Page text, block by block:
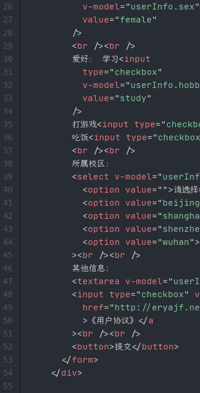
v-model="userInfo.sex"
value="female"
/>
<br /><br
/>
        爱好： 学习
<input
type="checkbox"
v-model="
value="study"
/>
        打游戏
<input type="
        吃饭
<input type="checkbox
<br /><br
/>
        所属校区：
<select v-model="
<option value=" ">请选
<option value="beijing
<option value="
<option value="
<option value="wuhan">
><br /><br
/>
        其他信息：
<textarea v-model="
<input type="checkbox"
href="http://
> 《用户协议》 </a
><br /><br
/>
<button>提交</button>
</form>
</div>
26
27
28
29
30
31
32
33
34
35
36
37
38
39
40
41
42
43
44
45
46
47
48
49
50
51
52
53
54
55